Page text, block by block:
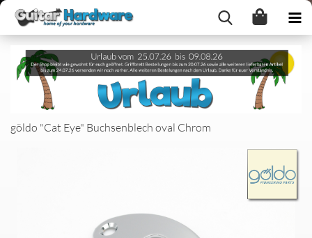
göldo "Cat Eye" Buchsenblech oval Chrom